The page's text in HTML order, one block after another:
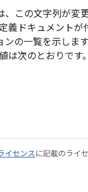
この文字列が変
義ドキュメント
の一覧を示しま
は次のとおりです。
イセンスに記載のライ